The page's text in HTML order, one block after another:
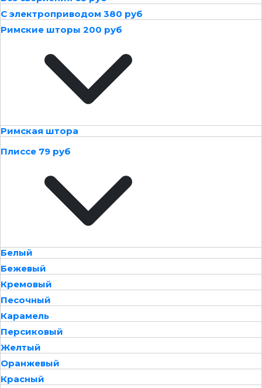
С электроприводом 380 руб
Римские шторы 200 руб
Римская штора
Плиссе 79 руб
Белый
Бежевый
Кремовый
Песочный
Карамель
Персиковый
Желтый
Оранжевый
Красный